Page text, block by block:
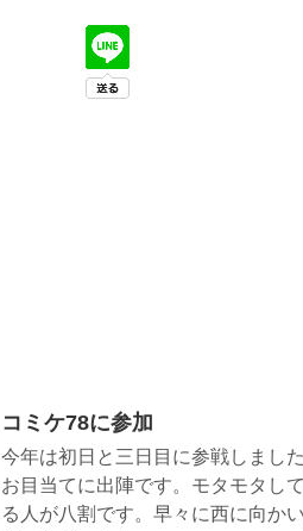
コミケ78に参加
今年は初日と三日目に参戦しまし
お目当てに出陣です。モタモタし
る人が八割です。早々に西に向か